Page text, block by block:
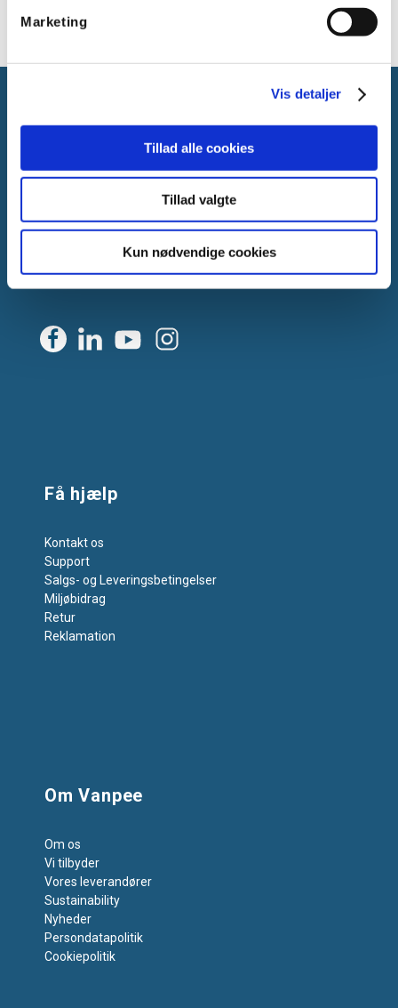
Marketing
Vis detaljer
Tillad alle cookies
Tillad valgte
Kun nødvendige cookies
2605 Brøndby, Danmark
CVR: DK-25695801
+45 44 85 90 00
E-mail:info@vanpee.dk
Få hjælp
Kontakt os
Support
Salgs- og Leveringsbetingelser
Miljøbidrag
Retur
Reklamation
Om Vanpee
Om os
Vi tilbyder
Vores leverandører
Sustainability
Nyheder
Persondatapolitik
Cookiepolitik